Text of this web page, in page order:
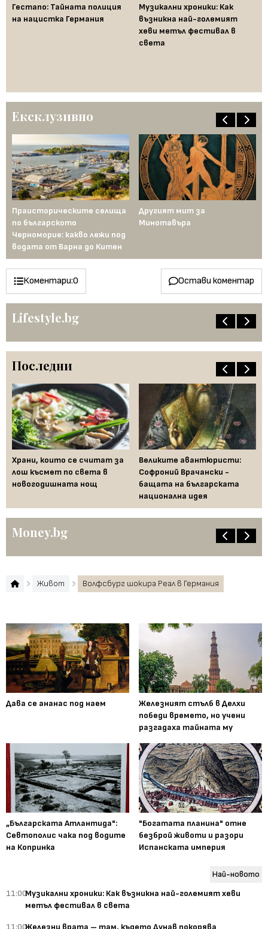
Гестапо: Тайната полиция
на нацистка Германия
Музикални хроники: Как
възникна най-големият
хеви метъл фестивал в
света
Ексклузивно
Праисторическите селища
по българското
Черноморие: какво лежи под
водата от Варна до Китен
Другият мит за
Минотавъра
Коментари:0 Остави коментар
Lifestyle.bg
Последни
Храни, които се считат за
лош късмет по света в
новогодишната нощ
Великите авантюристи:
Софроний Врачански -
бащата на българската
национална идея
Money.bg
Живот Волфсбург шокира Реал в Германия
Дава се ананас под наем
Железният стълб в Делхи
победи времето, но учени
разгадаха тайната му
„Българската Атлантида":
Севтополис чака под водите
на Копринка
"Богатата планина" отне
безброй животи и разори
Испанската империя
Най-новото
11:00Музикални хроники: Как възникна най-големият хеви
метъл фестивал в света